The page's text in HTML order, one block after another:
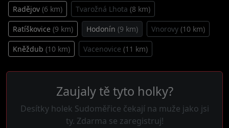
Radějov (6 km) Tvarožná Lhota (8 km)
Ratíškovice (9 km) Hodonín (9 km) Vnorovy (10 km)
Kněždub (10 km) Vacenovice (11 km)
Zaujaly tě tyto holky?
Desítky holek Sudoměřice čekají na muže jako jsi
ty. Zdarma se zaregistruj!